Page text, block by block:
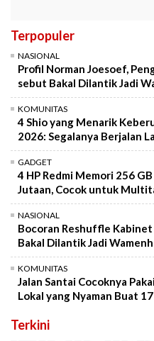
Terpopuler
NASIONAL
Profil Norman Joesoef,
sebut Bakal Dilantik Jadi
KOMUNITAS
4 Shio yang Menarik
2026: Segalanya Berjalan
GADGET
4 HP Redmi Memori 256
Jutaan, Cocok untuk
NASIONAL
Bocoran Reshuffle
Bakal Dilantik Jadi
KOMUNITAS
Jalan Santai Cocoknya
Lokal yang Nyaman Buat
Terkini